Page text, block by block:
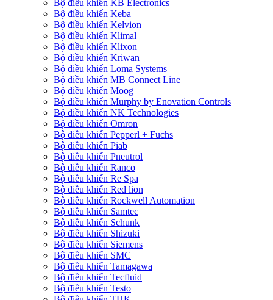
Bộ điều khiển KB Electronics
Bộ điều khiển Keba
Bộ điều khiển Kelvion
Bộ điều khiển Klimal
Bộ điều khiển Klixon
Bộ điều khiển Kriwan
Bộ điều khiển Loma Systems
Bộ điều khiển MB Connect Line
Bộ điều khiển Moog
Bộ điều khiển Murphy by Enovation Controls
Bộ điều khiển NK Technologies
Bộ điều khiển Omron
Bộ điều khiển Pepperl + Fuchs
Bộ điều khiển Piab
Bộ điều khiển Pneutrol
Bộ điều khiển Ranco
Bộ điều khiển Re Spa
Bộ điều khiển Red lion
Bộ điều khiển Rockwell Automation
Bộ điều khiển Samtec
Bộ điều khiển Schunk
Bộ điều khiển Shizuki
Bộ điều khiển Siemens
Bộ điều khiển SMC
Bộ điều khiển Tamagawa
Bộ điều khiển Tecfluid
Bộ điều khiển Testo